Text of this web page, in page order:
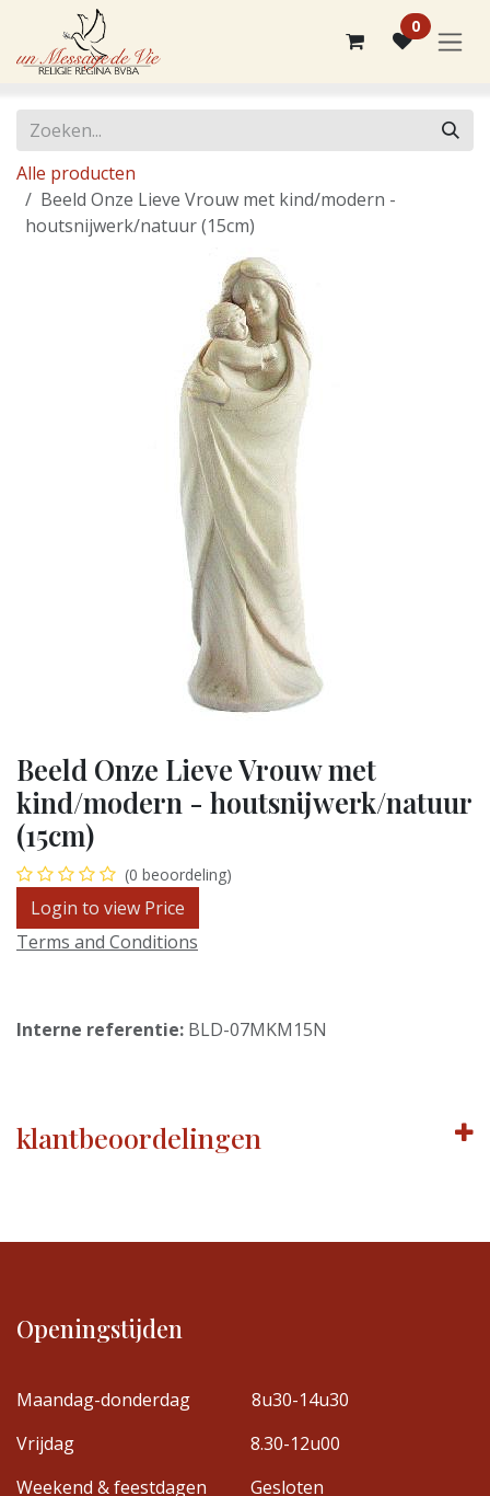
Overslaan naar inhoud
0
Alle producten
Beeld Onze Lieve Vrouw met kind/modern -
houtsnijwerk/natuur (15cm)
Beeld Onze Lieve Vrouw met
kind/modern - houtsnijwerk/natuur
(15cm)
(0 beoordeling)
Login to view Price
Terms and Conditions
Interne referentie: BLD-07MKM15N
klantbeoordelingen
Openingstijden
Maandag-donderdag
8u30-14u30
Vrijdag
8.30-12u00
Weekend & feestdagen
Gesloten